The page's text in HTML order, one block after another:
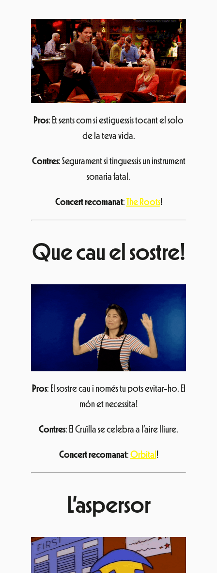
Pros: Et sents com si estiguessis tocant el solo
de la teva vida.
Contres: Segurament si tinguessis un instrument
sonaria fatal.
Concert recomanat: The Roots!
Que cau el sostre!
Pros: El sostre cau i només tu pots evitar-ho. El
món et necessita!
Contres: El Cruïlla se celebra a l’aire lliure.
Concert recomanat: Orbital !
L’aspersor